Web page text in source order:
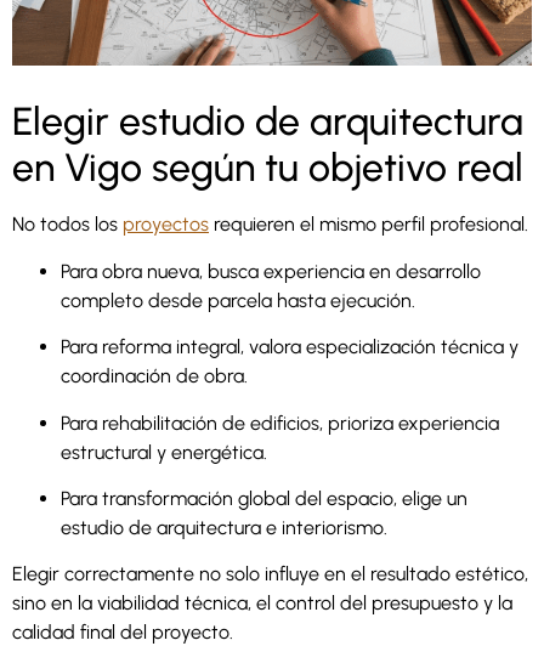
Elegir estudio de arquitectura
en Vigo según tu objetivo real
No todos los proyectos requieren el mismo perfil profesional.
Para obra nueva, busca experiencia en desarrollo
completo desde parcela hasta ejecución.
Para reforma integral, valora especialización técnica y
coordinación de obra.
Para rehabilitación de edificios, prioriza experiencia
estructural y energética.
Para transformación global del espacio, elige un
estudio de arquitectura e interiorismo.
Elegir correctamente no solo influye en el resultado estético,
sino en la viabilidad técnica, el control del presupuesto y la
calidad final del proyecto.